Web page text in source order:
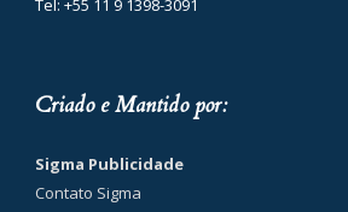
Tel: +55 11 9 1398-3091
Criado e Mantido por:
Sigma Publicidade
Contato Sigma